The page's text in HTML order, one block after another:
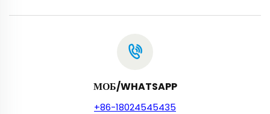
МОБ/WHATSAPP
+86-18024545435